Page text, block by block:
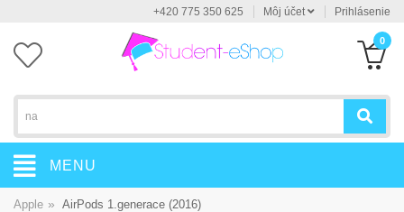
+420 775 350 625 Môj účet Prihlásenie
0
MENU
Apple » AirPods 1.generace (2016)